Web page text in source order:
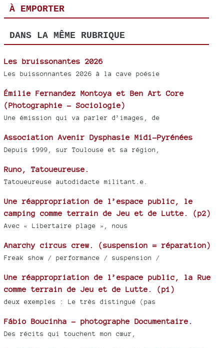
À EMPORTER
DANS LA MÊME RUBRIQUE
Les bruissonantes 2026
Les buissonnantes 2026 à la cave poésie
Émilie Fernandez Montoya et Ben Art Core
(Photographie - Sociologie)
Une émission qui va parler d’images, de
Association Avenir Dysphasie Midi-Pyrénées
Depuis 1999, sur Toulouse et sa région,
Runo, Tatoueureuse.
Tatoueureuse autodidacte militant.e.
Une réappropriation de l’espace public, le
camping comme terrain de Jeu et de Lutte. (p2)
Avec « Libertaire plage », nous
Anarchy circus crew. (suspension = réparation)
Freak show / performance / suspension /
Une réappropriation de l’espace public, la Rue
comme terrain de Jeu et de Lutte. (p1)
deux exemples : Le très distingué (pas
Fábio Boucinha - photographe Documentaire.
Des récits qui touchent mon cœur,